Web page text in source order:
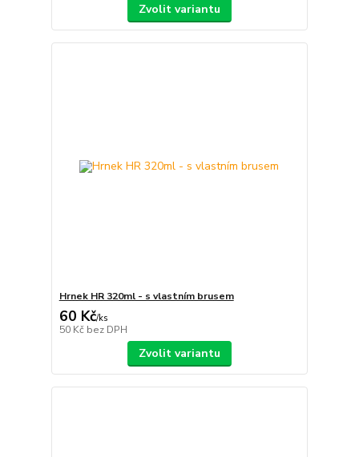
Zvolit variantu
Hrnek HR 320ml - s vlastním brusem
60 Kč/ks
50 Kč bez DPH
Zvolit variantu